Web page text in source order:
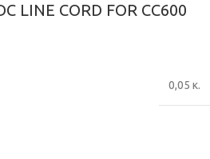
LINE CORD FOR CC600
0,05 κ.